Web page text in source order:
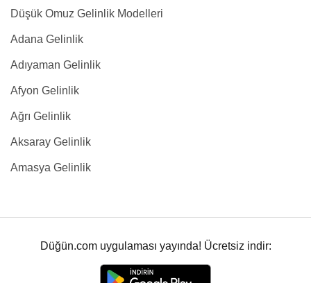
Düşük Omuz Gelinlik Modelleri
Adana Gelinlik
Adıyaman Gelinlik
Afyon Gelinlik
Ağrı Gelinlik
Aksaray Gelinlik
Amasya Gelinlik
Düğün.com uygulaması yayında! Ücretsiz indir: